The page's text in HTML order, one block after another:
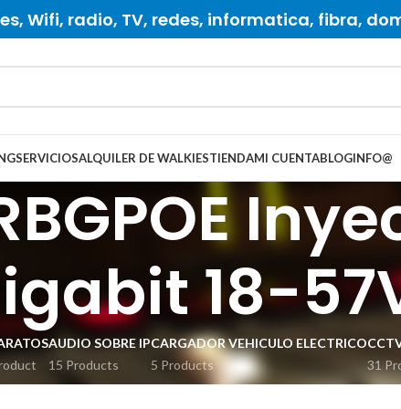
Wifi, radio, TV, redes, informatica, fibra,
SERVICIOSALQUILER DE WALKIESTIENDAMI CUENTABLOGINFO@
18-
AUDIO SOBRE IP
15 Products
CARGADOR VEHICULO ELECTRICO
5 Products
31